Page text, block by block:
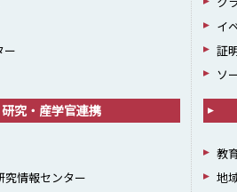
ー
研究・産学官連携
究情報センター
イ
証
ソ
教
地